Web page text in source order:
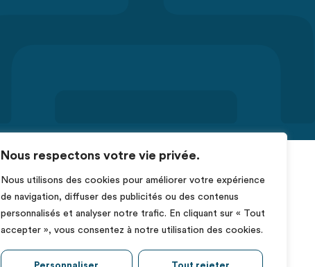
Nous respectons votre vie privée.
Nous utilisons des cookies pour améliorer votre expérience
de navigation, diffuser des publicités ou des contenus
personnalisés et analyser notre trafic. En cliquant sur « Tout
accepter », vous consentez à notre utilisation des cookies.